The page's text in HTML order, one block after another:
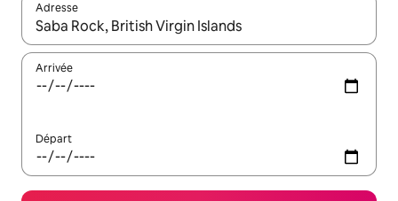
Adresse
Lorsque les résultats s'affichent, utilisez les flèches vers le
Arrivée
Départ